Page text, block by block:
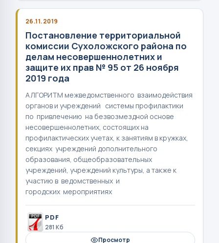
26.11.2019
Постановление территориальной
комиссии Сухоложского района по
делам несовершеннолетних и
защите их прав № 95 от 26 ноября
2019 года
АЛГОРИТМ межведомственного взаимодействия
органов и учреждений системы профилактики
по привлечению на безвозмездной основе
несовершеннолетних, состоящих на
профилактических учетах, к занятиям в кружках,
секциях учреждений дополнительного
образования, общеобразовательных
учреждений, учреждений культуры, а также к
участию в ведомственных и
городских мероприятиях
PDF
281 Кб
Просмотр